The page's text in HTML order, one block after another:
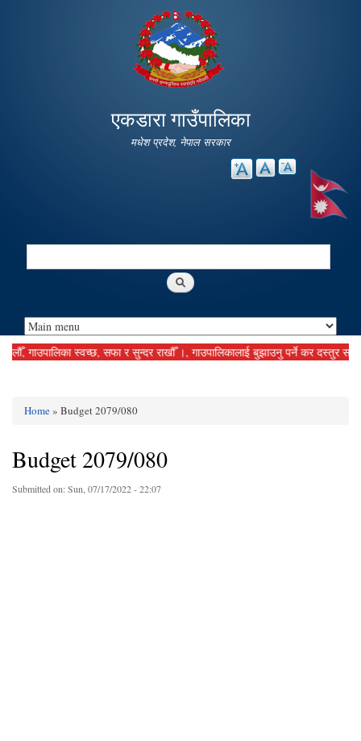
main
content
एकडारा गाउँपालिका
मधेश प्रदेश, नेपाल सरकार
Search
गाउपालिका स्वच्छ, सफा र सुन्दर राखौँ ।, गाउपालिकालाई बुझाउनु पर्ने कर दस्तुर
You are here
Home» Budget 2079/080
Budget 2079/080
Submitted on:Sun, 07/17/2022 - 22:07